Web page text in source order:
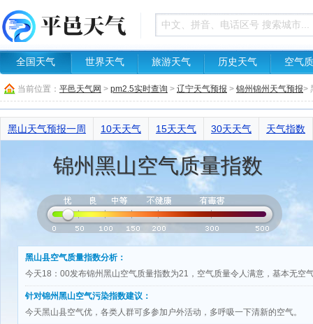
全国天气 世界天气 旅游天气 历史天气 空气
当前位置： 平邑天气网 > pm2.5实时查询 > 辽宁天气预报 > 锦州锦州天气预报>
黑山天气预报一周 10天天气 15天天气 30天天气 天气指数
锦州黑山空气质量指数
黑山县空气质量指数分析：
今天18：00发布锦州黑山空气质量指数为21，空气质量令人满意，基本无空
针对锦州黑山空气污染指数建议：
今天黑山县空气优，各类人群可多参加户外活动，多呼吸一下清新的空气。